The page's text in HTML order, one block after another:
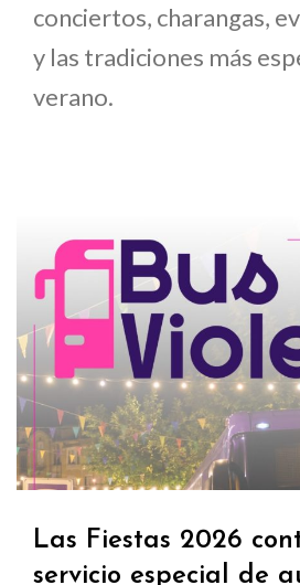
conciertos, charangas,
y las tradiciones más
verano.
Las Fiestas 2026
servicio especial de